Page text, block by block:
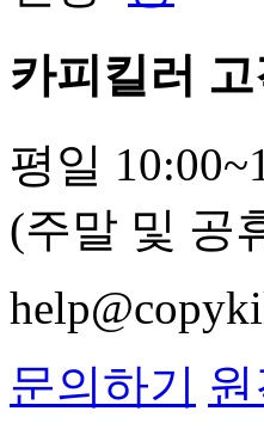
카피킬러
평일
(주말 및 공
문의하기